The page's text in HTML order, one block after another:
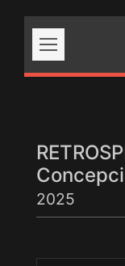
2025